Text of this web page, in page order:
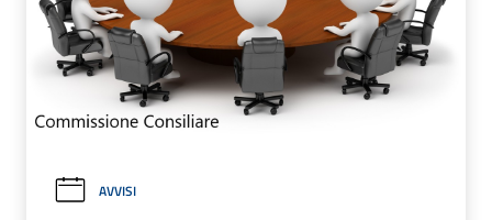
AVVISI